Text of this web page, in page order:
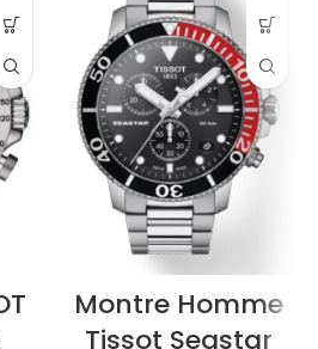
Montre Homme
Tissot Seastar